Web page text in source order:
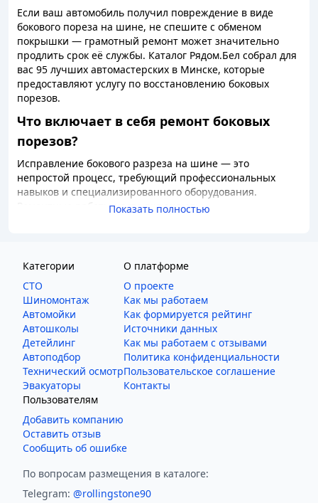
Если ваш автомобиль получил повреждение в виде
бокового пореза на шине, не спешите с обменом
покрышки — грамотный ремонт может значительно
продлить срок её службы. Каталог Рядом.Бел собрал для
вас 95 лучших автомастерских в Минске, которые
предоставляют услугу по восстановлению боковых
порезов.
Что включает в себя ремонт боковых
порезов?
Исправление бокового разреза на шине — это
непростой процесс, требующий профессиональных
навыков и специализированного оборудования.
Ремонтные работы часто включают:
вставок.
Нанесение вулканизирующего клея.
Термическую или химическую обработку для
надёжного соединения материалов.
Преимущество обращения к профессионалам
заключается в использовании качественных
материалов и инструментов от известных брендов,
таких какTECH,Rema Tip TopиPatch Rubber Company
Они гарантируют высокую надёжность и долговечность
ремонта.
На что стоит обратить внимание при
выборе мастерской?
Выбор подходящей автомастерской для ремонта шины
может показаться сложным. Вот несколько ключевых
моментов, на которые стоит обратить внимание:
Показать полностью
Категории
СТО
Шиномонтаж
Автомойки
Автошколы
Детейлинг
Автоподбор
Технический осмотр
Эвакуаторы
О платформе
О проекте
Как мы работаем
Как формируется рейтинг
Источники данных
Как мы работаем с отзывами
Политика конфиденциальности
Пользовательское соглашение
Контакты
Пользователям
Добавить компанию
Оставить отзыв
Сообщить об ошибке
По вопросам размещения в каталоге:
Telegram: @rollingstone90